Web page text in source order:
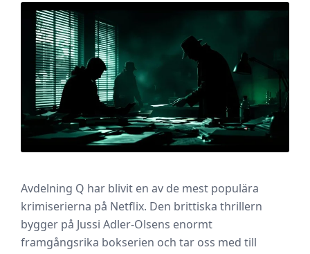
Avdelning Q har blivit en av de mest populära
krimiserierna på Netflix. Den brittiska thrillern
bygger på Jussi Adler-Olsens enormt
framgångsrika bokserien och tar oss med till